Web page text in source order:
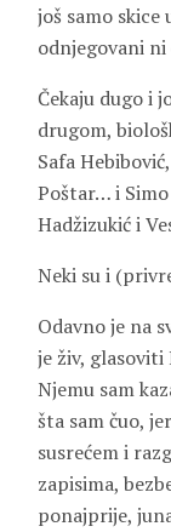
još samo
odnjegovani ni
Čekaju dugo i
drugom,
Safa
Poštar… i
Hadžizukić i
Neki su i
Odavno je na
je živ, glasoviti
Njemu sam
šta sam čuo,
susrećem i
zapisima,
ponajprije,